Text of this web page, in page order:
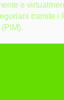
e
tramite i